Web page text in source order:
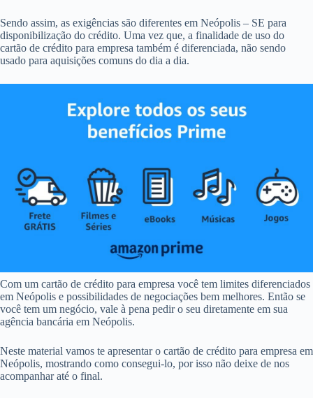
Sendo assim, as exigências são diferentes em Neópolis – SE para
disponibilização do crédito. Uma vez que, a finalidade de uso do
cartão de crédito para empresa também é diferenciada, não sendo
usado para aquisições comuns do dia a dia.
Com um cartão de crédito para empresa você tem limites diferenciados
em Neópolis e possibilidades de negociações bem melhores. Então se
você tem um negócio, vale à pena pedir o seu diretamente em sua
agência bancária em Neópolis.
Neste material vamos te apresentar o cartão de crédito para empresa em
Neópolis, mostrando como consegui-lo, por isso não deixe de nos
acompanhar até o final.